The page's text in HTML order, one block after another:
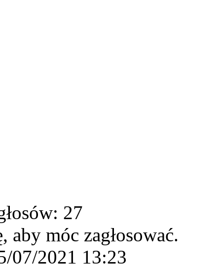
27
aby móc zagłosować.
07/2021 13:23